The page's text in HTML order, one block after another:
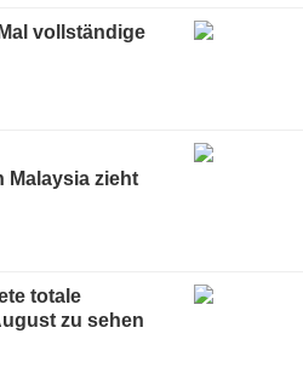
vollständige
Malaysia zieht
totale
zu sehen